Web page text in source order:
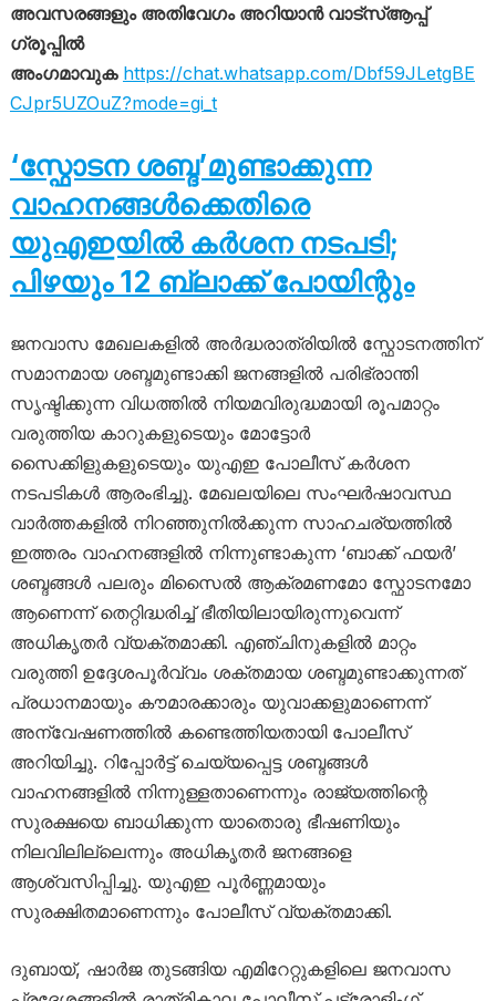
അവസരങ്ങളും അതിവേഗം അറിയാൻ വാട്സ്ആപ്പ്
ഗ്രൂപ്പിൽ
അംഗമാവുക https://chat.whatsapp.com/Dbf59JLetgBE
CJpr5UZOuZ?mode=gi_t
‘സ്ഫോടന ശബ്ദ’മുണ്ടാക്കുന്ന
വാഹനങ്ങൾക്കെതിരെ
യുഎഇയിൽ കർശന നടപടി;
പിഴയും 12 ബ്ലാക്ക് പോയിന്റും
ജനവാസ മേഖലകളിൽ അർദ്ധരാത്രിയിൽ സ്ഫോടനത്തിന്
സമാനമായ ശബ്ദമുണ്ടാക്കി ജനങ്ങളിൽ പരിഭ്രാന്തി
സൃഷ്ടിക്കുന്ന വിധത്തിൽ നിയമവിരുദ്ധമായി രൂപമാറ്റം
വരുത്തിയ കാറുകളുടെയും മോട്ടോർ
സൈക്കിളുകളുടെയും യുഎഇ പോലീസ് കർശന
നടപടികൾ ആരംഭിച്ചു. മേഖലയിലെ സംഘർഷാവസ്ഥ
വാർത്തകളിൽ നിറഞ്ഞുനിൽക്കുന്ന സാഹചര്യത്തിൽ
ഇത്തരം വാഹനങ്ങളിൽ നിന്നുണ്ടാകുന്ന ‘ബാക്ക് ഫയർ’
ശബ്ദങ്ങൾ പലരും മിസൈൽ ആക്രമണമോ സ്ഫോടനമോ
ആണെന്ന് തെറ്റിദ്ധരിച്ച് ഭീതിയിലായിരുന്നുവെന്ന്
അധികൃതർ വ്യക്തമാക്കി. എഞ്ചിനുകളിൽ മാറ്റം
വരുത്തി ഉദ്ദേശപൂർവ്വം ശക്തമായ ശബ്ദമുണ്ടാക്കുന്നത്
പ്രധാനമായും കൗമാരക്കാരും യുവാക്കളുമാണെന്ന്
അന്വേഷണത്തിൽ കണ്ടെത്തിയതായി പോലീസ്
അറിയിച്ചു. റിപ്പോർട്ട് ചെയ്യപ്പെട്ട ശബ്ദങ്ങൾ
വാഹനങ്ങളിൽ നിന്നുള്ളതാണെന്നും രാജ്യത്തിന്റെ
സുരക്ഷയെ ബാധിക്കുന്ന യാതൊരു ഭീഷണിയും
നിലവിലില്ലെന്നും അധികൃതർ ജനങ്ങളെ
ആശ്വസിപ്പിച്ചു. യുഎഇ പൂർണ്ണമായും
സുരക്ഷിതമാണെന്നും പോലീസ് വ്യക്തമാക്കി.
ദുബായ്, ഷാർജ തുടങ്ങിയ എമിറേറ്റുകളിലെ ജനവാസ